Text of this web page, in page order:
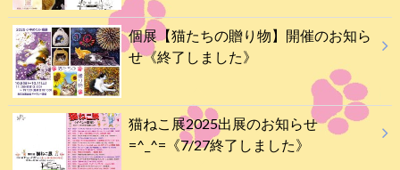
個展【猫たちの贈り物】開催のお知ら
せ《終了しました》
猫ねこ展2025出展のお知らせ
=^_^=《7/27終了しました》